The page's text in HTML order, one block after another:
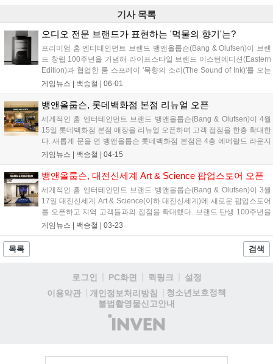
기사 목록
오디오 전문 브랜드가 표현하는 '먹물의 향기'는?
프리미엄 홈 엔터테인먼트 브랜드 뱅앤올룹슨(Bang & Olufsen)이 브랜
드 창립 100주년을 기념해 라이프스타일 브랜드 이스턴에디션(Eastern
Edition)과 협업한 룸 스프레이 '묵향의 소리(The Sound of Ink)'를 오는
6월 15일 출시한다. 이번 신제품은 뱅앤올룹슨의 순수한 사운드가 가진
재해석하여 실내 공간에 구현한 것이 특징이다. 게임 플레이 전 정적인
환경으로 확장하고자 하는 사용자들에게 새로운 공간적 경험을 제공할
것으로 전망된다....
게임뉴스 | 백승철 | 06-01
뱅앤올룹슨, 롯데백화점 본점 리뉴얼 오픈
세계적인 홈 엔터테인먼트 브랜드 뱅앤올룹슨(Bang & Olufsen)이 4월
15일 롯데백화점 본점 매장을 리뉴얼 오픈하며 고객 접점을 한층 확대한
다. 새롭게 문을 연 뱅앤올룹슨 롯데백화점 본점은 4층 에메랄드 라운지
옆에 위치하며, 국내 최초로 새로운 매장 콘셉트를 적용해 기존 매장보
유럽 미학을 현대적으로 풀어낸 이번 공간은 고객이 뱅앤올룹슨의 사운
다....
게임뉴스 | 백승철 | 04-15
뱅앤올룹슨, 대전신세계 Art & Science 팝업스토어 오픈
세계적인 홈 엔터테인먼트 브랜드 뱅앤올룹슨(Bang & Olufsen)이 3월
17일 대전신세계 Art & Science(이하 대전신세계)에 새로운 팝업스토어
를 오픈하고 지역 고객들과의 접점을 확대했다. 브랜드 탄생 100주년을
기념하는 특별한 비주얼 머천다이징(VM)으로 꾸며진 이번 팝업스토어
사운드와 미학적 가치를 일상 속에서 보다 가까이 경험할 수 있는 공간
으로 운영한다. 브랜드의 아이코닉한 디자인과 압도적인 몰입감을 자랑
운 라이프스타일을 만나볼 수 있다....
게임뉴스 | 백승철 | 03-23
목록 검색
로그인 PC화면 퀵링크
설정
이용약관
개인정보처리방침
청소년보호정책
불법촬영물신고안내
(주)
인